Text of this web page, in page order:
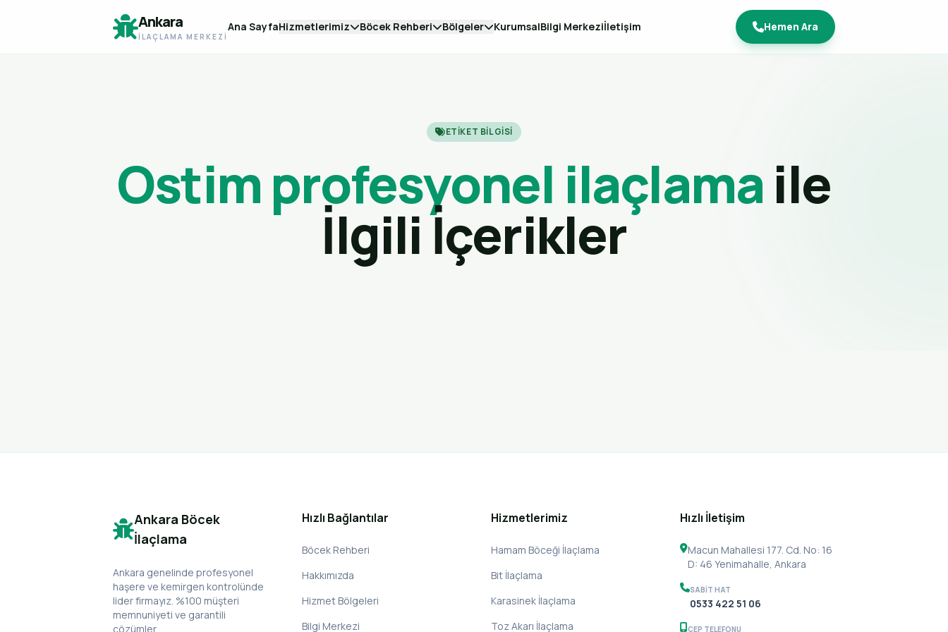
Ankara
İLAÇLAMA MERKEZI
Ana SayfaHizmetlerimiz Böcek Rehberi Bölgeler KurumsalBilgi Merkeziİletişim Hemen Ara
ETIKET BILGISI
Ostim profesyonel ilaçlama ile
İlgili İçerikler
Ankara Böcek
İlaçlama
Ankara genelinde profesyonel
haşere ve kemirgen kontrolünde
lider firmayız. %100 müşteri
memnuniyeti ve garantili
çözümler.
Hızlı Bağlantılar
Böcek Rehberi
Hakkımızda
Hizmet Bölgeleri
Bilgi Merkezi
Hizmetlerimiz
Hamam Böceği İlaçlama
Bit İlaçlama
Karasinek İlaçlama
Toz Akarı İlaçlama
Hızlı İletişim
Macun Mahallesi 177. Cd. No: 16
D: 46 Yenimahalle, Ankara
SABIT HAT
0533 422 51 06
CEP TELEFONU